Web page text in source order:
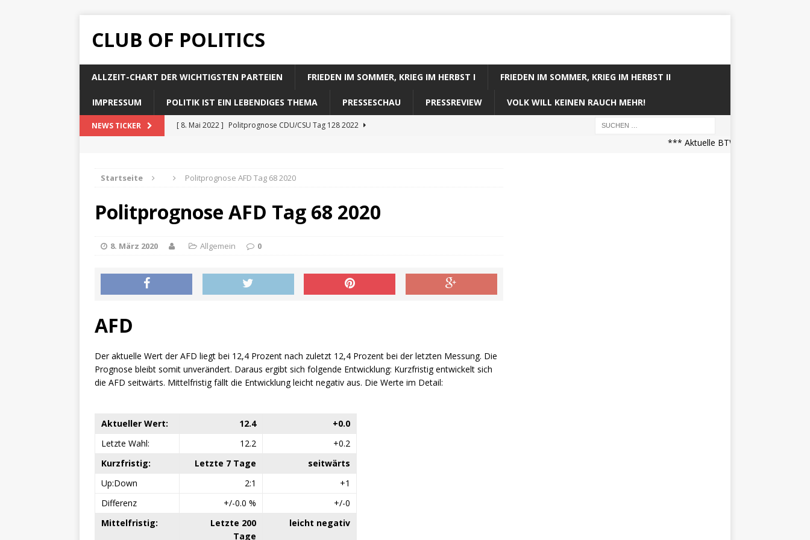
CLUB OF POLITICS
ALLZEIT-CHART DER WICHTIGSTEN PARTEIEN FRIEDEN IM SOMMER, KRIEG IM HERBST I FRIEDEN IM SOMMER, KRIEG IM HERBST II
IMPRESSUM POLITIK IST EIN LEBENDIGES THEMA PRESSESCHAU PRESSREVIEW VOLK WILL KEINEN RAUCH MEHR!
NEWS TICKER [ 8. Mai 2022 ] Politprognose CDU/CSU Tag 128 2022
[ 8. Mai 2022 ]
Politprognose Koalitionsrechner Tag 128 2022
*** Aktuelle BTW21 Prognose
Startseite Politprognose AFD Tag 68 2020
Politprognose AFD Tag 68 2020
8. März 2020 Allgemein 0
AFD
Der aktuelle Wert der AFD liegt bei 12,4 Prozent nach zuletzt 12,4 Prozent bei der letzten Messung. Die
Prognose bleibt somit unverändert. Daraus ergibt sich folgende Entwicklung: Kurzfristig entwickelt sich
die AFD seitwärts. Mittelfristig fällt die Entwicklung leicht negativ aus. Die Werte im Detail:
Aktueller Wert: 12.4
+0.0
Letzte Wahl:
12.2
+0.2
Kurzfristig:
Letzte 7 Tage
seitwärts
Up:Down
2:1
+1
Differenz
+/-0.0 %
+/-0
Mittelfristig:
Letzte 200
Tage
leicht negativ